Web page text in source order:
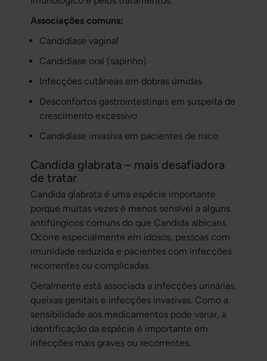
Associações comuns:
Candidíase vaginal
Candidíase oral (sapinho)
Infecções cutâneas em dobras úmidas
Desconfortos gastrointestinais em suspeita de
crescimento excessivo
Candidíase invasiva em pacientes de risco
Candida glabrata – mais desafiadora
de tratar
Candida glabrata é uma espécie importante
porque muitas vezes é menos sensível a alguns
antifúngicos comuns do que Candida albicans.
Ocorre especialmente em idosos, pessoas com
imunidade reduzida e pacientes com infecções
recorrentes ou complicadas.
Geralmente está associada a infecções urinárias,
queixas genitais e infecções invasivas. Como a
sensibilidade aos medicamentos pode variar, a
identificação da espécie é importante em
infecções mais graves ou recorrentes.